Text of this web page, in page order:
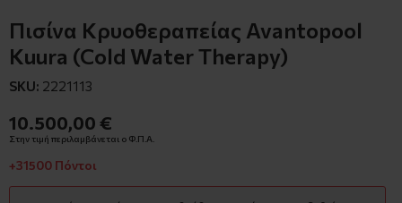
Πισίνα Κρυοθεραπείας Avantopool
Kuura (Cold Water Therapy)
SKU: 2221113
10.500,00 €
Στην τιμή περιλαμβάνεται ο Φ.Π.Α.
+31500 Πόντοι